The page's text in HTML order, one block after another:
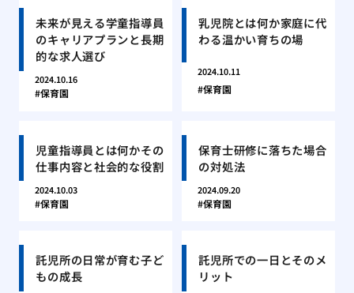
未来が見える学童指導員
のキャリアプランと長期
的な求人選び
2024.10.16
保育園
乳児院とは何か家庭に代
わる温かい育ちの場
2024.10.11
保育園
児童指導員とは何かその
仕事内容と社会的な役割
2024.10.03
保育園
保育士研修に落ちた場合
の対処法
2024.09.20
保育園
託児所の日常が育む子ど
もの成長
託児所での一日とそのメ
リット